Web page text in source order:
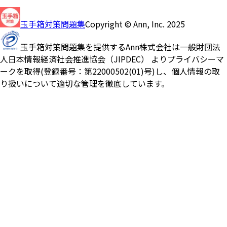
玉手箱対策問題集Copyright © Ann, Inc. 2025
玉手箱対策問題集を提供するAnn株式会社は一般財団法
人日本情報経済社会推進協会（JIPDEC） よりプライバシーマ
ークを取得(登録番号：第22000502(01)号)し、個人情報の取
り扱いについて適切な管理を徹底しています。